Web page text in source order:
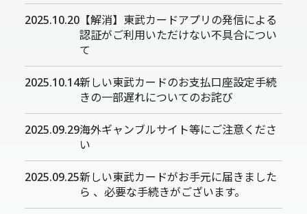
2025.10.20 【解消】東武カードアプリの発信による
認証がご利用いただけない不具合につい
て
2025.10.14新しい東武カードのお支払口座設定手続
きの一部遅れについてのお詫び
2025.09.29海外ギャンブルサイト等にご注意くださ
い
2025.09.25新しい東武カードがお手元に届きました
ら 、必要な手続きがございます。